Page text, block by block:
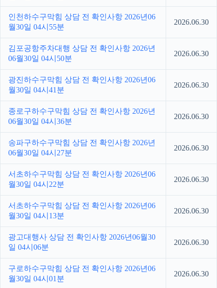
인천하수구막힘 상담 전 확인사항 2026년06
월30일 04시55분
2026.06.30
김포공항주차대행 상담 전 확인사항 2026년
06월30일 04시50분
2026.06.30
광진하수구막힘 상담 전 확인사항 2026년06
월30일 04시41분
2026.06.30
종로구하수구막힘 상담 전 확인사항 2026년
06월30일 04시36분
2026.06.30
송파구하수구막힘 상담 전 확인사항 2026년
06월30일 04시27분
2026.06.30
서초하수구막힘 상담 전 확인사항 2026년06
월30일 04시22분
2026.06.30
서초하수구막힘 상담 전 확인사항 2026년06
월30일 04시13분
2026.06.30
광고대행사 상담 전 확인사항 2026년06월30
일 04시06분
2026.06.30
구로하수구막힘 상담 전 확인사항 2026년06
월30일 04시01분
2026.06.30